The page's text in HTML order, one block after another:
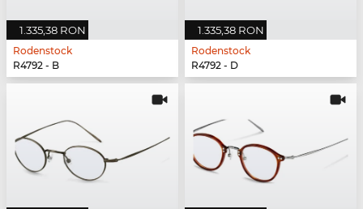
1.335,38 RON
Rodenstock
R4792 - B
1.335,38 RON
Rodenstock
R4792 - D